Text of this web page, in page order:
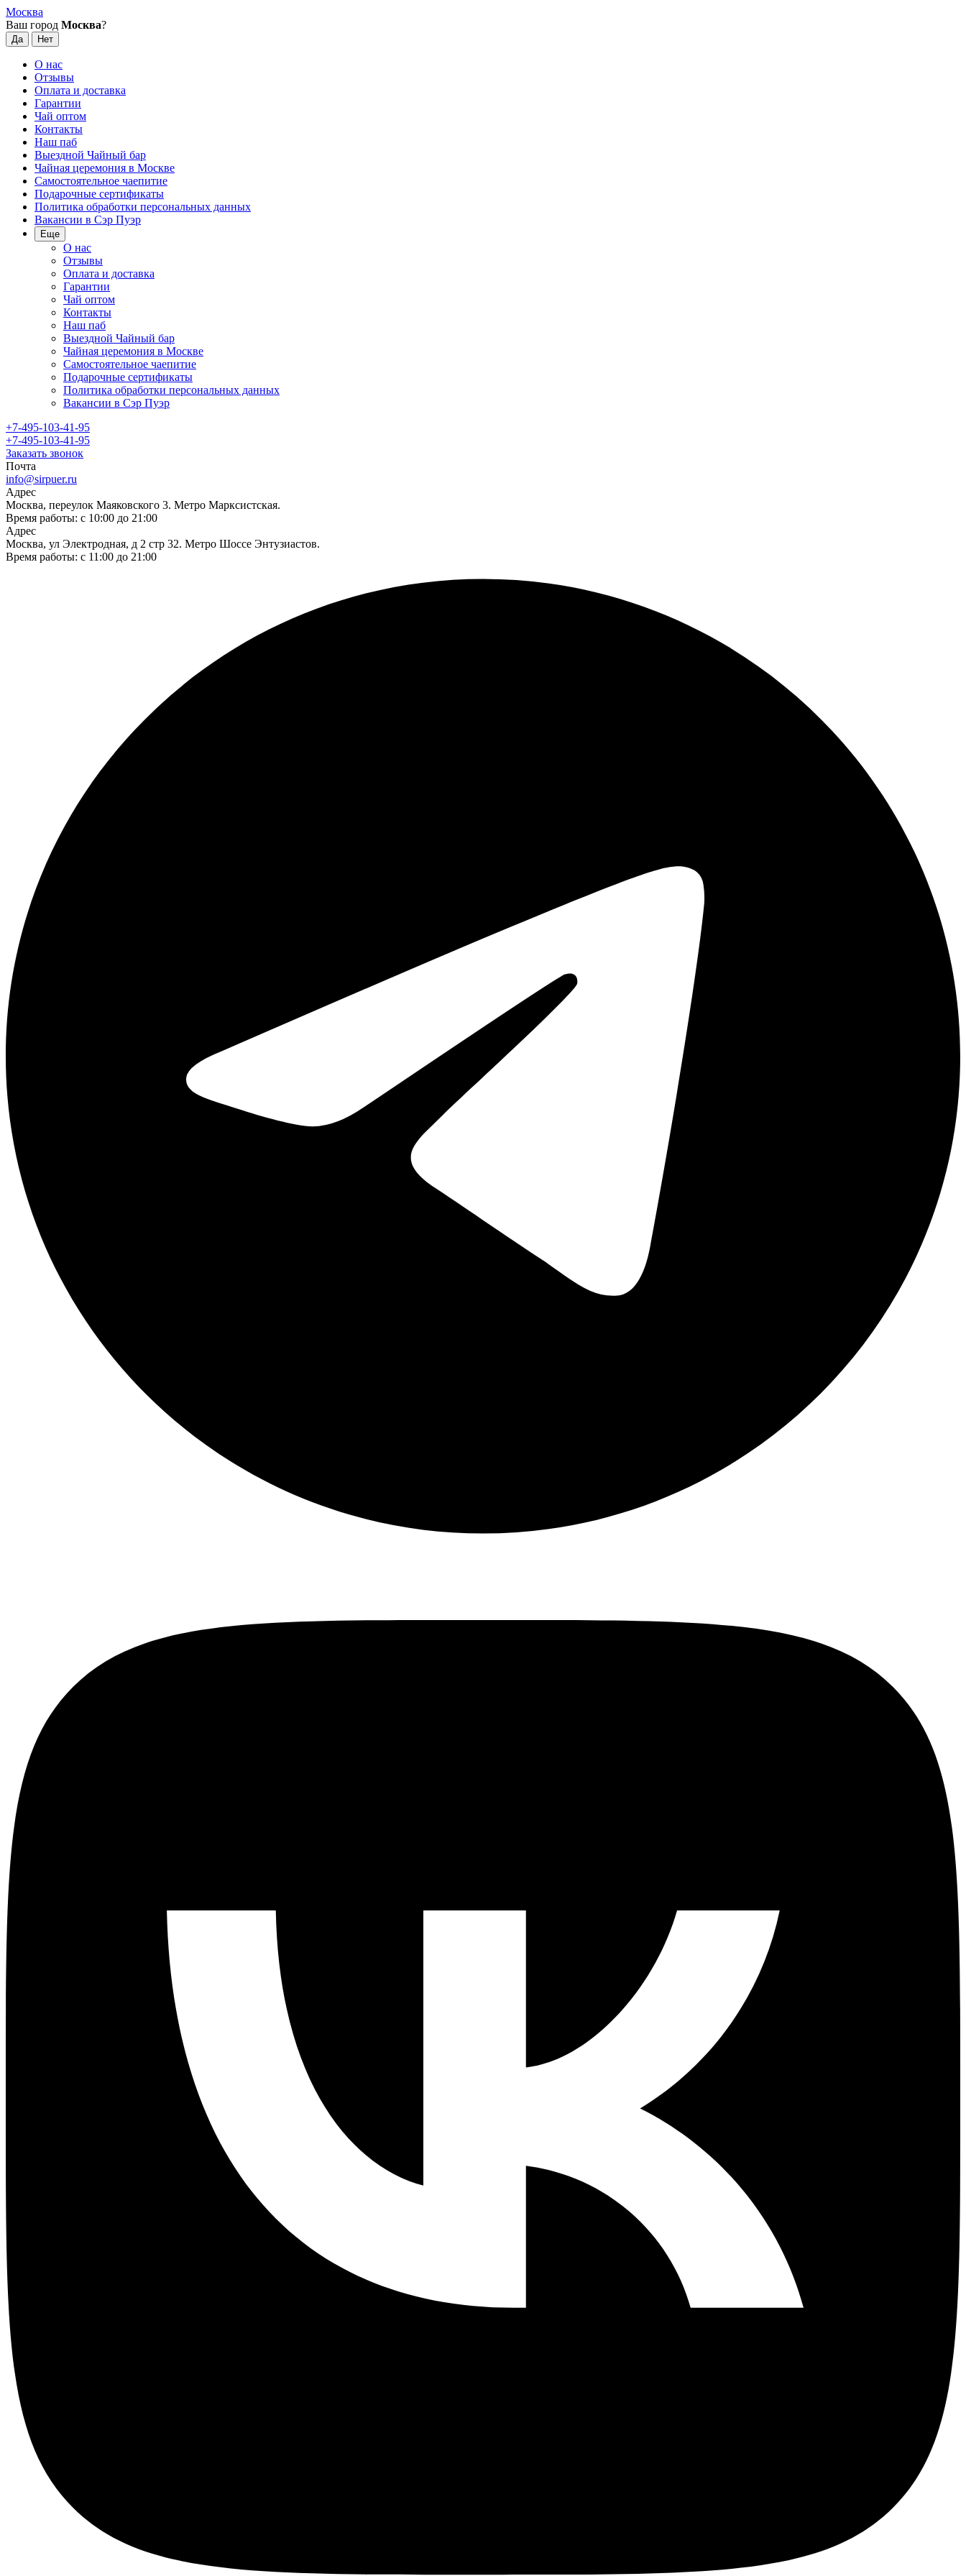
Москва
Ваш город Москва?
О нас
Отзывы
Оплата и доставка
Гарантии
Чай оптом
Контакты
Наш паб
Выездной Чайный бар
Чайная церемония в Москве
Самостоятельное чаепитие
Подарочные сертификаты
Политика обработки персональных данных
Вакансии в Сэр Пуэр
Еще
О нас
Отзывы
Оплата и доставка
Гарантии
Чай оптом
Контакты
Наш паб
Выездной Чайный бар
Чайная церемония в Москве
Самостоятельное чаепитие
Подарочные сертификаты
Политика обработки персональных данных
Вакансии в Сэр Пуэр
+7-495-103-41-95
+7-495-103-41-95
Заказать звонок
Почта
info@sirpuer.ru
Адрес
Москва, переулок Маяковского 3. Метро Марксистская.
Время работы: с 10:00 до 21:00
Адрес
Москва, ул Электродная, д 2 стр 32. Метро Шоссе Энтузиастов.
Время работы: с 11:00 до 21:00